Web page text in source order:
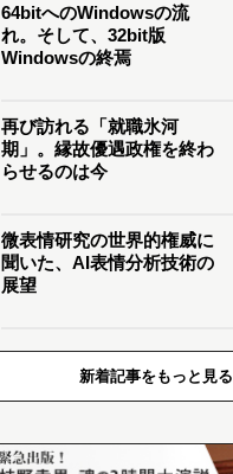
64bitへのWindowsの流
れ。そして、32bit版
Windowsの終焉
再び訪れる「就職氷河
期」。縁故優遇政権を終わ
らせるのは今
微表情研究の世界的権威に
聞いた、AI表情分析技術の
展望
新着記事をもっと見る